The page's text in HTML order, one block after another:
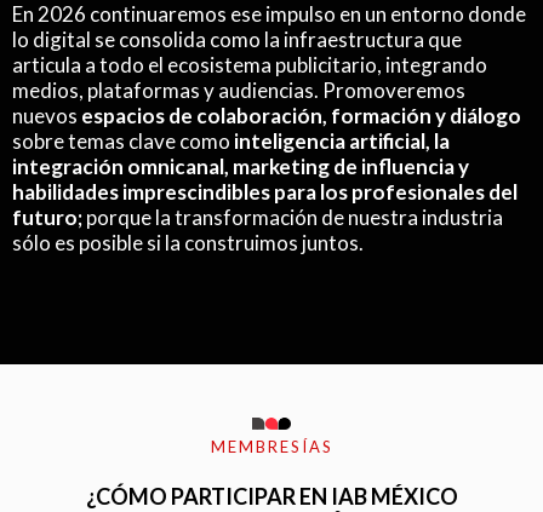
En 2026 continuaremos ese impulso en un entorno donde
lo digital se consolida como la infraestructura que
articula a todo el ecosistema publicitario, integrando
medios, plataformas y audiencias. Promoveremos
nuevos espacios de colaboración, formación y diálogo
sobre temas clave como inteligencia artificial, la
integración omnicanal, marketing de influencia y
habilidades imprescindibles para los profesionales del
futuro;porque la transformación de nuestra industria
sólo es posible si la construimos juntos.
MEMBRESÍAS
¿CÓMO PARTICIPAR EN IAB MÉXICO